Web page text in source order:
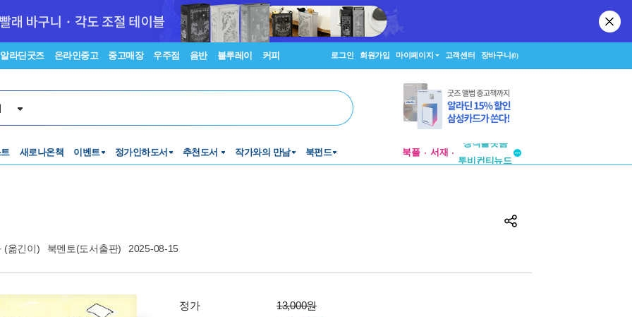
알라딘굿즈 온라인중고 중고매장 우주점 음반 블루레이 커피 로그인 회원가입 마이페이지 고객센터 장바구니(0)
새로나온책 이벤트 정가인하도서 추천도서 작가와의 만남 북펀드 북플 서재
(옮긴이) 북멘토(도서출판) 2025-08-15
정가
13,000원